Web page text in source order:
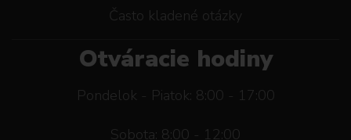
Často kladené otázky
Otváracie hodiny
Pondelok - Piatok: 8:00 - 17:00
Sobota: 8:00 - 12:00